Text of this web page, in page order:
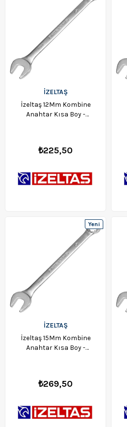
İZELTAŞ
İzeltaş 12Mm Kombine
Anahtar Kısa Boy -
₺225,50
İZELTAŞ
İzeltaş 15Mm Kombine
Anahtar Kısa Boy -
₺269,50
Yeni
Ürün